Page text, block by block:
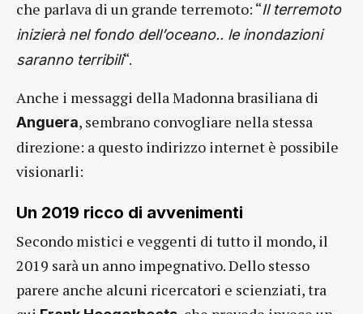
che parlava di un grande terremoto: “Il terremoto
inizierà nel fondo dell’oceano.. le inondazioni
saranno terribili“.
Anche i messaggi della Madonna brasiliana di
Anguera, sembrano convogliare nella stessa
direzione: a questo indirizzo internet è possibile
visionarli:
Un 2019 ricco di avvenimenti
Secondo mistici e veggenti di tutto il mondo, il
2019 sarà un anno impegnativo. Dello stesso
parere anche alcuni ricercatori e scienziati, tra